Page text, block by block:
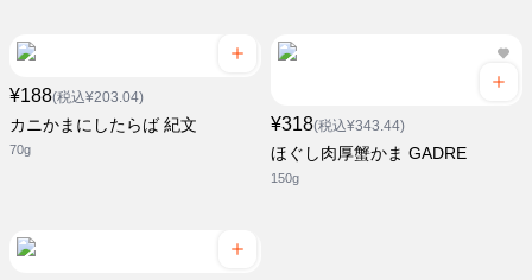
¥188(税込¥203.04)
カニかまにしたらば 紀文
70g
¥318(税込¥343.44)
ほぐし肉厚蟹かま GADRE
150g